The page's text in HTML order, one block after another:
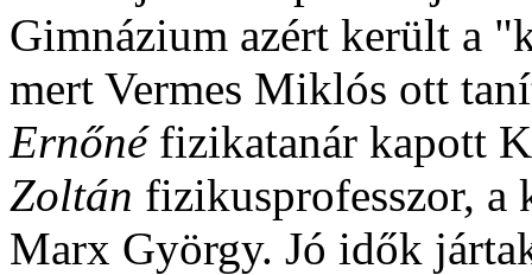
Gimnázium azért került a
mert Vermes Miklós ott
Ernőnéfizikatanár kapott
Zoltán fizikusprofesszor, a
Marx György. Jó idők